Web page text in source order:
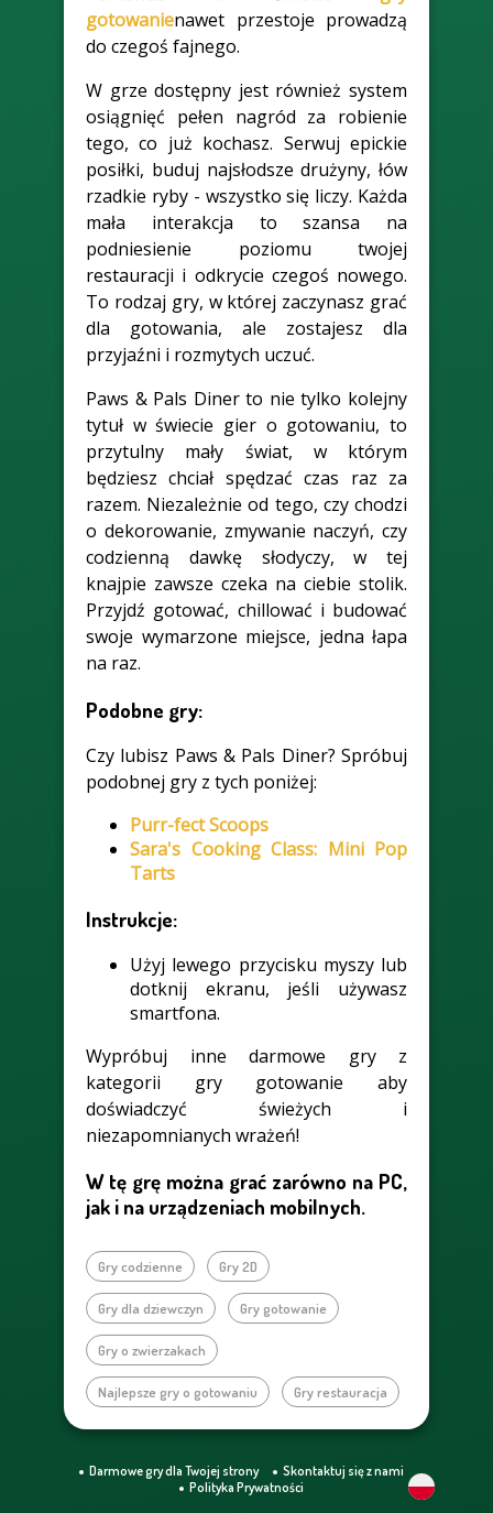
gotowanienawet przestoje prowadzą
do czegoś fajnego.
W grze dostępny jest również system
osiągnięć pełen nagród za robienie
tego, co już kochasz. Serwuj epickie
posiłki, buduj najsłodsze drużyny, łów
rzadkie ryby - wszystko się liczy. Każda
mała interakcja to szansa na
podniesienie poziomu twojej
restauracji i odkrycie czegoś nowego.
To rodzaj gry, w której zaczynasz grać
dla gotowania, ale zostajesz dla
przyjaźni i rozmytych uczuć.
Paws & Pals Diner to nie tylko kolejny
tytuł w świecie gier o gotowaniu, to
przytulny mały świat, w którym
będziesz chciał spędzać czas raz za
razem. Niezależnie od tego, czy chodzi
o dekorowanie, zmywanie naczyń, czy
codzienną dawkę słodyczy, w tej
knajpie zawsze czeka na ciebie stolik.
Przyjdź gotować, chillować i budować
swoje wymarzone miejsce, jedna łapa
na raz.
Podobne gry:
Czy lubisz Paws & Pals Diner? Spróbuj
podobnej gry z tych poniżej:
Purr-fect Scoops
Sara's Cooking Class: Mini Pop
Tarts
Instrukcje:
Użyj lewego przycisku myszy lub
dotknij ekranu, jeśli używasz
smartfona.
Wypróbuj inne darmowe gry z
kategorii gry gotowanie aby
doświadczyć świeżych i
niezapomnianych wrażeń!
W tę grę można grać zarówno na PC,
jak i na urządzeniach mobilnych.
Gry codzienne Gry 2D
Gry dla dziewczyn Gry gotowanie
Gry o zwierzakach
Najlepsze gry o gotowaniu Gry restauracja
Darmowe gry dla Twojej strony
Skontaktuj się z nami
Polityka Prywatności